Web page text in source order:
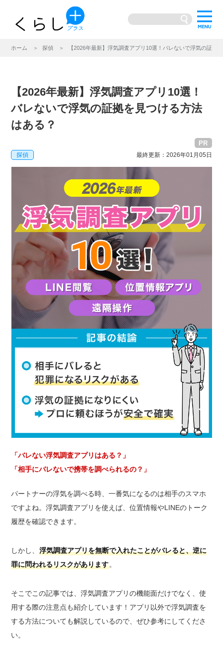
ホーム 探偵 【2026年最新】浮気調査アプリ10選！バレないで浮気の証拠
【2026年最新】浮気調査アプリ10選！
バレないで浮気の証拠を見つける方法
はある？
PR
探偵 最終更新：2026年01月05日
「バレない浮気調査アプリはある？」
「相手にバレないで携帯を調べられるの？」
パートナーの浮気を調べる時、一番気になるのは相手のスマホ
ですよね。浮気調査アプリを使えば、位置情報やLINEのトーク
履歴を確認できます。
しかし、浮気調査アプリを無断で入れたことがバレると、逆に
罪に問われるリスクがあります。
そこでこの記事では、浮気調査アプリの機能面だけでなく、使
用する際の注意点も紹介しています！アプリ以外で浮気調査を
する方法についても解説しているので、ぜひ参考にしてくださ
い。